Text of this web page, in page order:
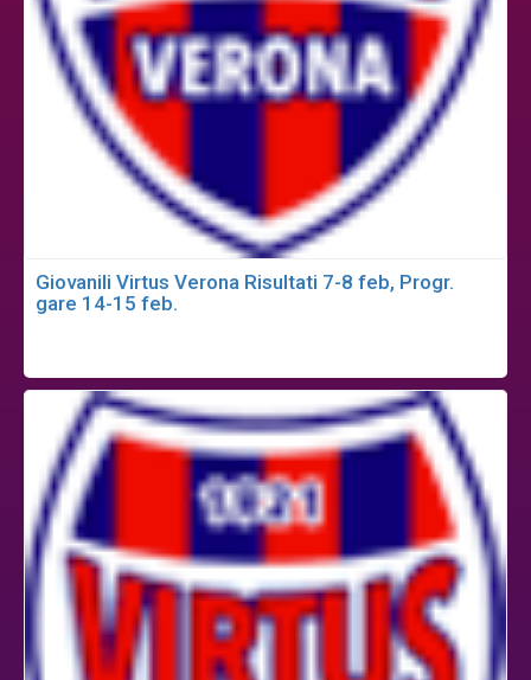
Giovanili Virtus Verona Risultati 7-8 feb, Progr.
gare 14-15 feb.